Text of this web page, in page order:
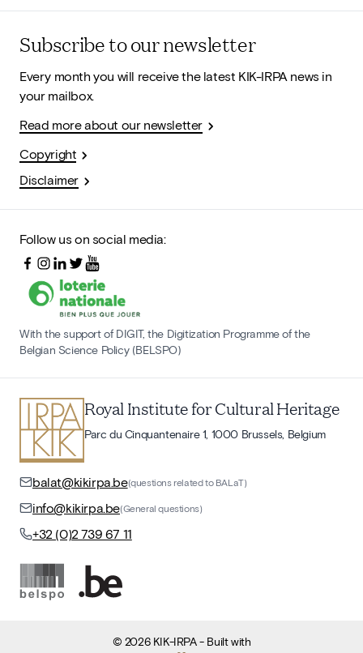
Subscribe to our newsletter
Every month you will receive the latest KIK-IRPA news in
your mailbox.
Read more about our newsletter
Copyright
Disclaimer
Follow us on social media:
With the support of DIGIT, the Digitization Programme of the
Belgian Science Policy (BELSPO)
Royal Institute for Cultural Heritage
Parc du Cinquantenaire 1, 1000 Brussels, Belgium
balat@kikirpa.be(questions related to BALaT)
info@kikirpa.be(General questions)
+32 (0)2 739 67 11
© 2026 KIK-IRPA- Built with